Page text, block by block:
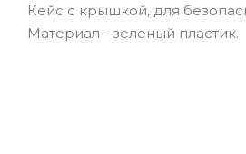
Кейс с крышкой, для
Материал - зеленый пластик.